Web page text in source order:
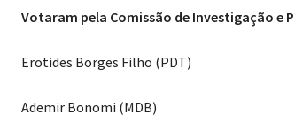
Votaram pela Comissão de Investigação e
Erotides Borges Filho (PDT)
Ademir Bonomi (MDB)